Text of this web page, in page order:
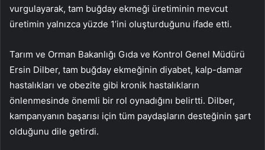
vurgulayarak, tam buğday ekmeği üretiminin mevcut
üretimin yalnızca yüzde 1’ini oluşturduğunu ifade etti.
Tarım ve Orman Bakanlığı Gıda ve Kontrol Genel Müdürü
Ersin Dilber, tam buğday ekmeğinin diyabet, kalp-damar
hastalıkları ve obezite gibi kronik hastalıkların
önlenmesinde önemli bir rol oynadığını belirtti. Dilber,
kampanyanın başarısı için tüm paydaşların desteğinin şart
olduğunu dile getirdi.